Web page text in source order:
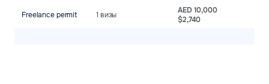
Freelance permit 1 визы
AED 10,000
$2,740